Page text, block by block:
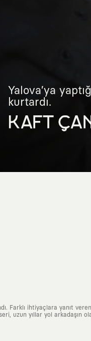
Yalova’ya
kurtardı.
KAFT
Farklı ihtiyaçlara yanıt
uzun yıllar yol arkadaşın